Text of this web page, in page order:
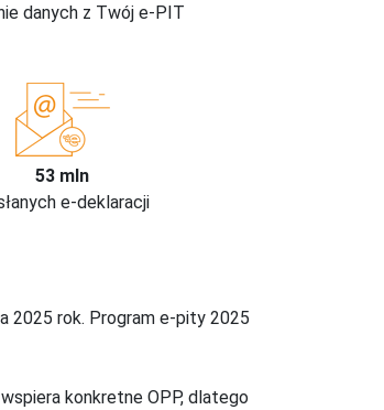
danych z Twój e-PIT
53 mln
e-deklaracji
2025 rok. Program e-pity 2025
konkretne OPP, dlatego